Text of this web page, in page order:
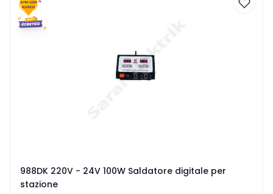
988DK 220V - 24V 100W Saldatore digitale per
stazione